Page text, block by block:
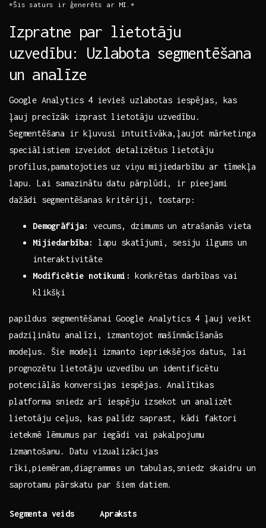
*Šis saturs ‌ir ģenerēts ⁣ar MI.*
Izpratne par lietotāju
uzvedību: Uzlabota segmentēšana
un analīze
Google Analytics 4 ievieš uzlabotas iespējas, kas
ļauj precīzāk izprast ‍lietotāju uzvedību.
Segmentēšana ir kļuvusi intuitīvāka,ļaujot mārketinga
⁢speciālistiem izveidot​ detalizētus lietotāju
profilus,pamatojoties ‍uz viņu ‍mijiedarbību ar tīmekļa
lapu.⁣ Lai samazinātu datu pārplūdi, ir pieejami
dažādi ⁢segmentēšanas kritēriji, tostarp:
Demogrāfija:
‌vecums, dzimums⁣ un atrašanās vieta
Mijiedarbība:
lapu skatījumi, sesiju ilgums un
interaktivitāte
Modificētie notikumi: konkrētas darbības vai
klikšķi
papildus segmentēšanai ⁢Google Analytics 4 ļauj veikt
padziļinātu⁣ analīzi, ‌izmantojot⁢ mašīnmācīšanās
modeļus. ‍Šie ⁤modeļi izmanto iepriekšējos datus, lai
prognozētu lietotāju uzvedību un identificētu
potenciālās ⁣konversijas iespējas. Analītikas
platforma sniedz arī iespēju⁣ izsekot un‌ analizēt
⁤lietotāju ceļus, kas ​palīdz saprast, ⁣kādi faktori
ietekmē lēmumus par iegādi vai‍ pakalpojumu
izmantošanu.⁢ Datu‍ vizualizācijas
rīki,piemēram,diagrammas un tabulas,sniedz ⁢skaidru ‌un
saprotamu pārskatu⁣ par šiem datiem.
Segmenta veids Apraksts